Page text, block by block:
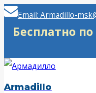
Перейти
Email: Armadillo-
Бесплатно
Armadillo